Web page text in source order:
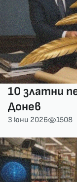
10 златни
Донев
3 юни 2026 1508